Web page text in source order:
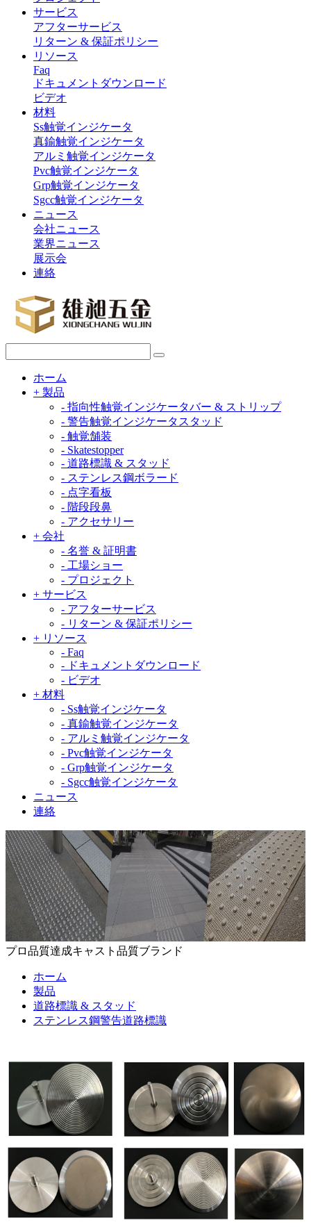
サービス
アフターサービス
リターン & 保証ポリシー
リソース
Faq
ドキュメントダウンロード
ビデオ
材料
Ss触覚インジケータ
真鍮触覚インジケータ
アルミ触覚インジケータ
Pvc触覚インジケータ
Grp触覚インジケータ
Sgcc触覚インジケータ
ニュース
会社ニュース
業界ニュース
展示会
連絡
ホーム
+ 製品
- 指向性触覚インジケータバー & ストリップ
- 警告触覚インジケータスタッド
- 触覚舗装
- Skatestopper
- 道路標識 & スタッド
- ステンレス鋼ボラード
- 点字看板
- 階段段鼻
- アクセサリー
+ 会社
- 名誉 & 証明書
- 工場ショー
- プロジェクト
+ サービス
- アフターサービス
- リターン & 保証ポリシー
+ リソース
- Faq
- ドキュメントダウンロード
- ビデオ
+ 材料
- Ss触覚インジケータ
- 真鍮触覚インジケータ
- アルミ触覚インジケータ
- Pvc触覚インジケータ
- Grp触覚インジケータ
- Sgcc触覚インジケータ
ニュース
連絡
プロ品質達成キャスト品質ブランド
ホーム
製品
道路標識 & スタッド
ステンレス鋼警告道路標識